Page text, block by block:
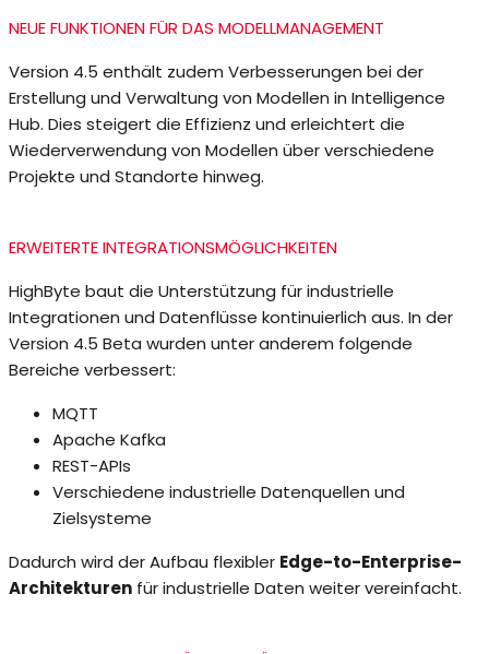
NEUE FUNKTIONEN FÜR DAS MODELLMANAGEMENT
Version 4.5 enthält zudem Verbesserungen bei der
Erstellung und Verwaltung von Modellen in Intelligence
Hub. Dies steigert die Effizienz und erleichtert die
Wiederverwendung von Modellen über verschiedene
Projekte und Standorte hinweg.
ERWEITERTE INTEGRATIONSMÖGLICHKEITEN
HighByte baut die Unterstützung für industrielle
Integrationen und Datenflüsse kontinuierlich aus. In der
Version 4.5 Beta wurden unter anderem folgende
Bereiche verbessert:
MQTT
Apache Kafka
REST-APIs
Verschiedene industrielle Datenquellen und
Zielsysteme
Dadurch wird der Aufbau flexibler Edge-to-Enterprise-
Architekturen für industrielle Daten weiter vereinfacht.